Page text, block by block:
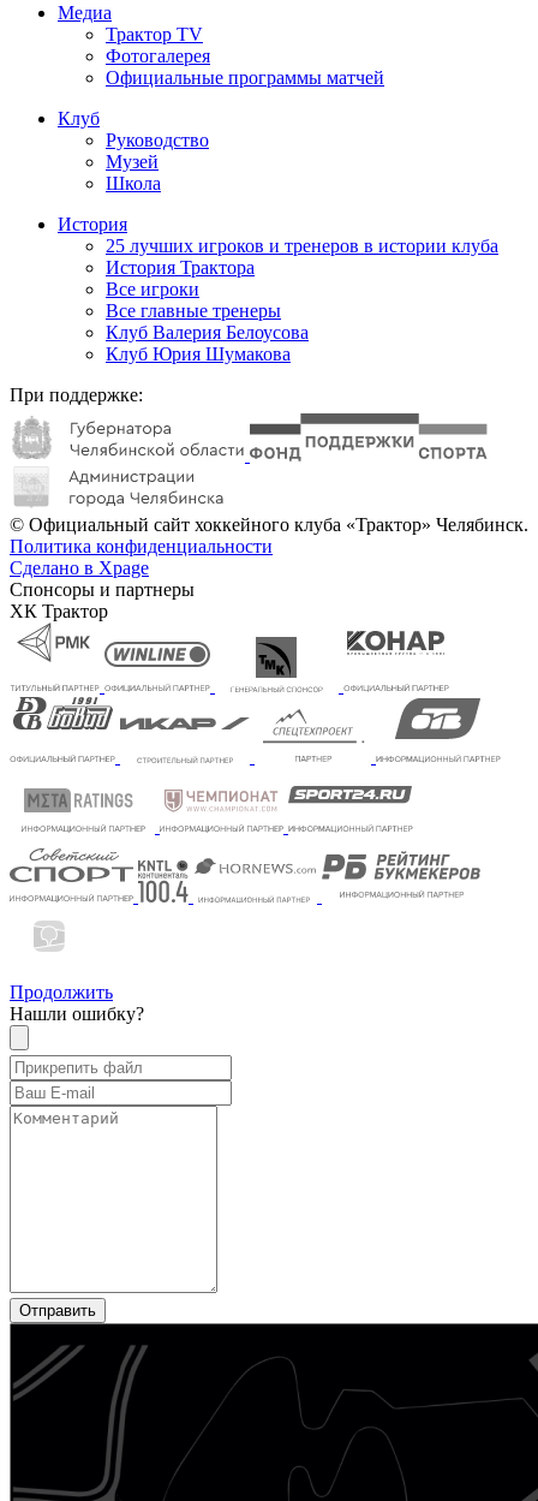
Медиа
Трактор TV
Фотогалерея
Официальные программы матчей
Клуб
Руководство
Музей
Школа
История
25 лучших игроков и тренеров в истории клуба
История Трактора
Все игроки
Все главные тренеры
Клуб Валерия Белоусова
Клуб Юрия Шумакова
При поддержке:
© Официальный сайт хоккейного клуба «Трактор» Челябинск.
Политика конфиденциальности
Сделано в Xpage
Спонсоры и партнеры
ХК Трактор
Продолжить
Нашли ошибку?